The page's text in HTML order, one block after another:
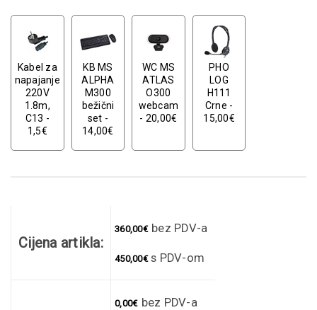
Kabel za
napajanje
220V
1.8m,
C13 -
1,5€
KB MS
ALPHA
M300
bežični
set -
14,00€
WC MS
ATLAS
O300
webcam
- 20,00€
PHO
LOG
H111
Crne -
15,00€
Cijena artikla:
360,00€ bez PDV-a
450,00€s PDV-om
0,00€ bez PDV-a